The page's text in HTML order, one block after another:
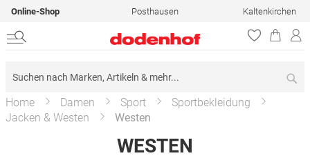
Online-Shop Posthausen Kaltenkirchen
Home Damen Sport
Sportbekleidung
Jacken & Westen
Westen
WESTEN